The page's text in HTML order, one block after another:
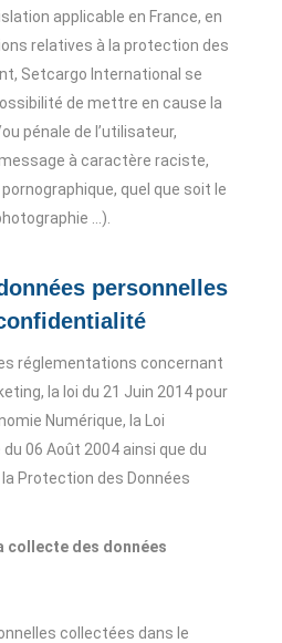
applicable en France, en
relatives à la protection des
Setcargo International se
de mettre en cause la
pénale de l’utilisateur,
à caractère raciste,
quel que soit le
…).
personnelles
réglementations concernant
la loi du 21 Juin 2014 pour
Numérique, la Loi
06 Août 2004 ainsi que du
Protection des Données
collecte des données
collectées dans le